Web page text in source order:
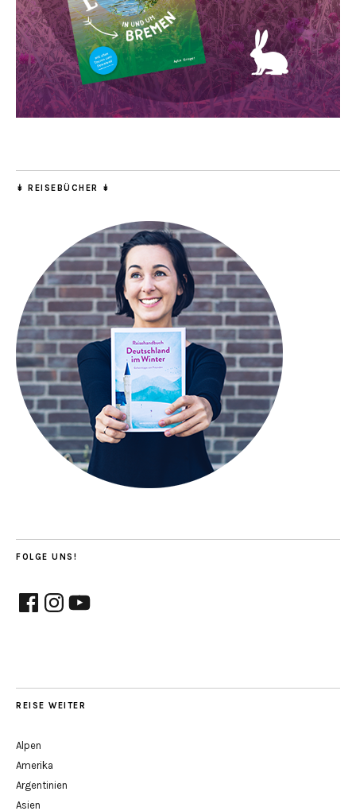
↡ REISEBÜCHER ↡
FOLGE UNS!
FacebookInstagram
YouTube
REISE WEITER
Alpen
Amerika
Argentinien
Asien